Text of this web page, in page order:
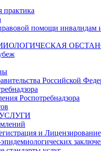
практика
помощи
Российской
Роспотребнадзора
и Лицензирование